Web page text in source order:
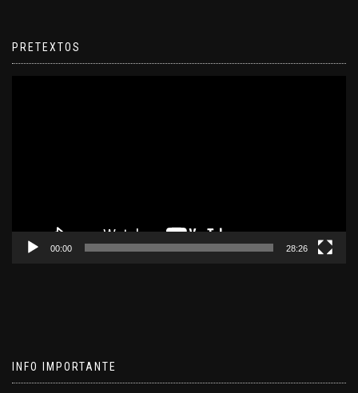
PRETEXTOS
00:00 28:26
INFO IMPORTANTE